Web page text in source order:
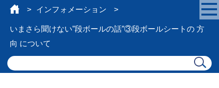
インフォメーション
いまさら聞けない”段ボールの話”③段ボールシートの 方
向 について